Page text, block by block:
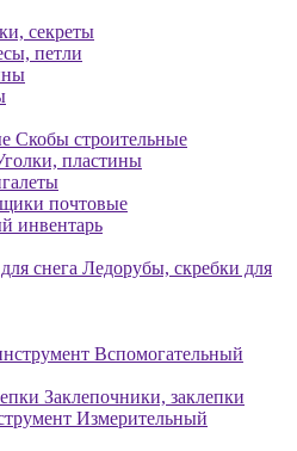
секреты
петли
Скобы строительные
пластины
почтовые
инвентарь
Ледорубы, скребки для
Вспомогательный
Заклепочники, заклепки
Измерительный